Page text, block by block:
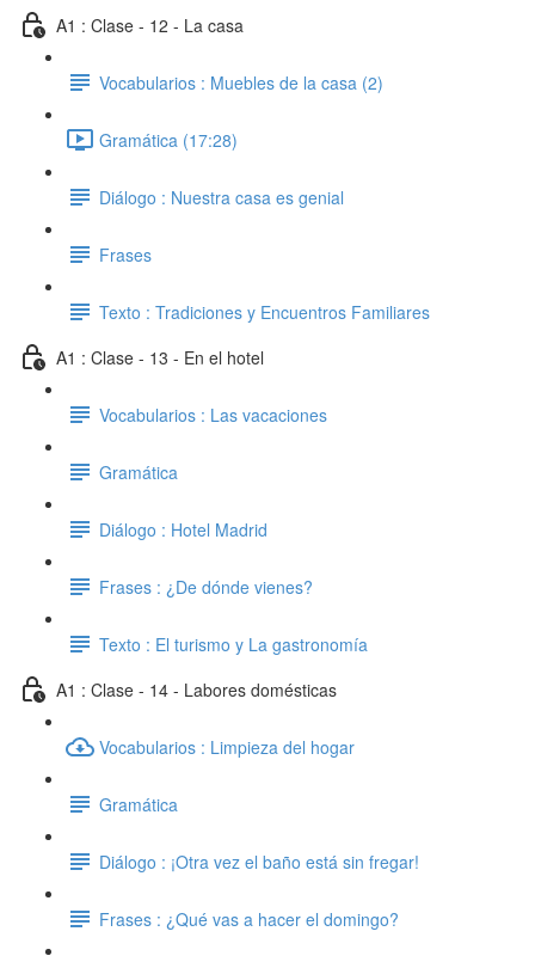
A1 : Clase - 12 - La casa
Vocabularios : Muebles de la casa (2)
Gramática (17:28)
Diálogo : Nuestra casa es genial
Frases
Texto : Tradiciones y Encuentros Familiares
A1 : Clase - 13 - En el hotel
Vocabularios : Las vacaciones
Gramática
Diálogo : Hotel Madrid
Frases : ¿De dónde vienes?
Texto : El turismo y La gastronomía
A1 : Clase - 14 - Labores domésticas
Vocabularios : Limpieza del hogar
Gramática
Diálogo : ¡Otra vez el baño está sin fregar!
Frases : ¿Qué vas a hacer el domingo?